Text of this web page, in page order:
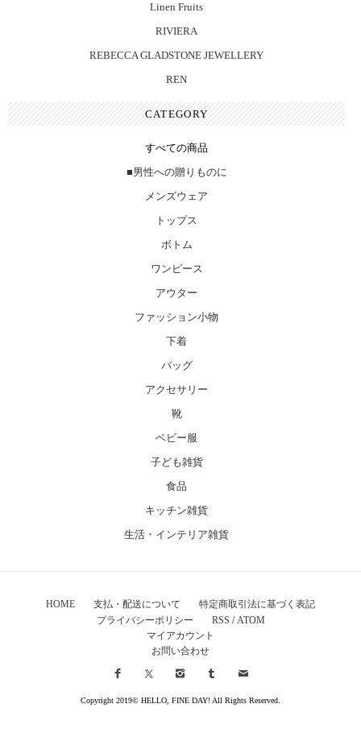
Linen Fruits
RIVIERA
REBECCA GLADSTONE JEWELLERY
REN
CATEGORY
すべての商品
■男性への贈りものに
メンズウェア
トップス
ボトム
ワンピース
アウター
ファッション小物
下着
バッグ
アクセサリー
靴
ベビー服
子ども雑貨
食品
キッチン雑貨
生活・インテリア雑貨
HOME 支払・配送について
特定商取引法に基づく表記
プライバシーポリシー
RSS /ATOM
マイアカウント
お問い合わせ
Copyright 2019© HELLO, FINE DAY! All Rights Reserved.